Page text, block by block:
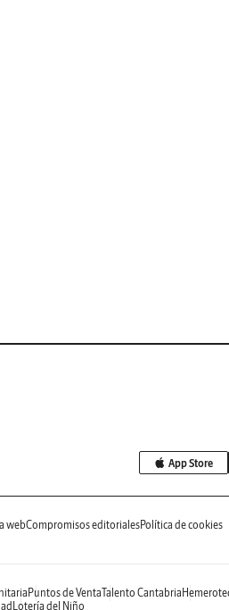
App Store
webCompromisos editorialesPolítica de cookies
Puntos de VentaTalento Cantabria
Lotería del Niño